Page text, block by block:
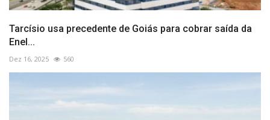
Tarcísio usa precedente de Goiás para cobrar saída da
Enel...
Dez 16, 2025 560